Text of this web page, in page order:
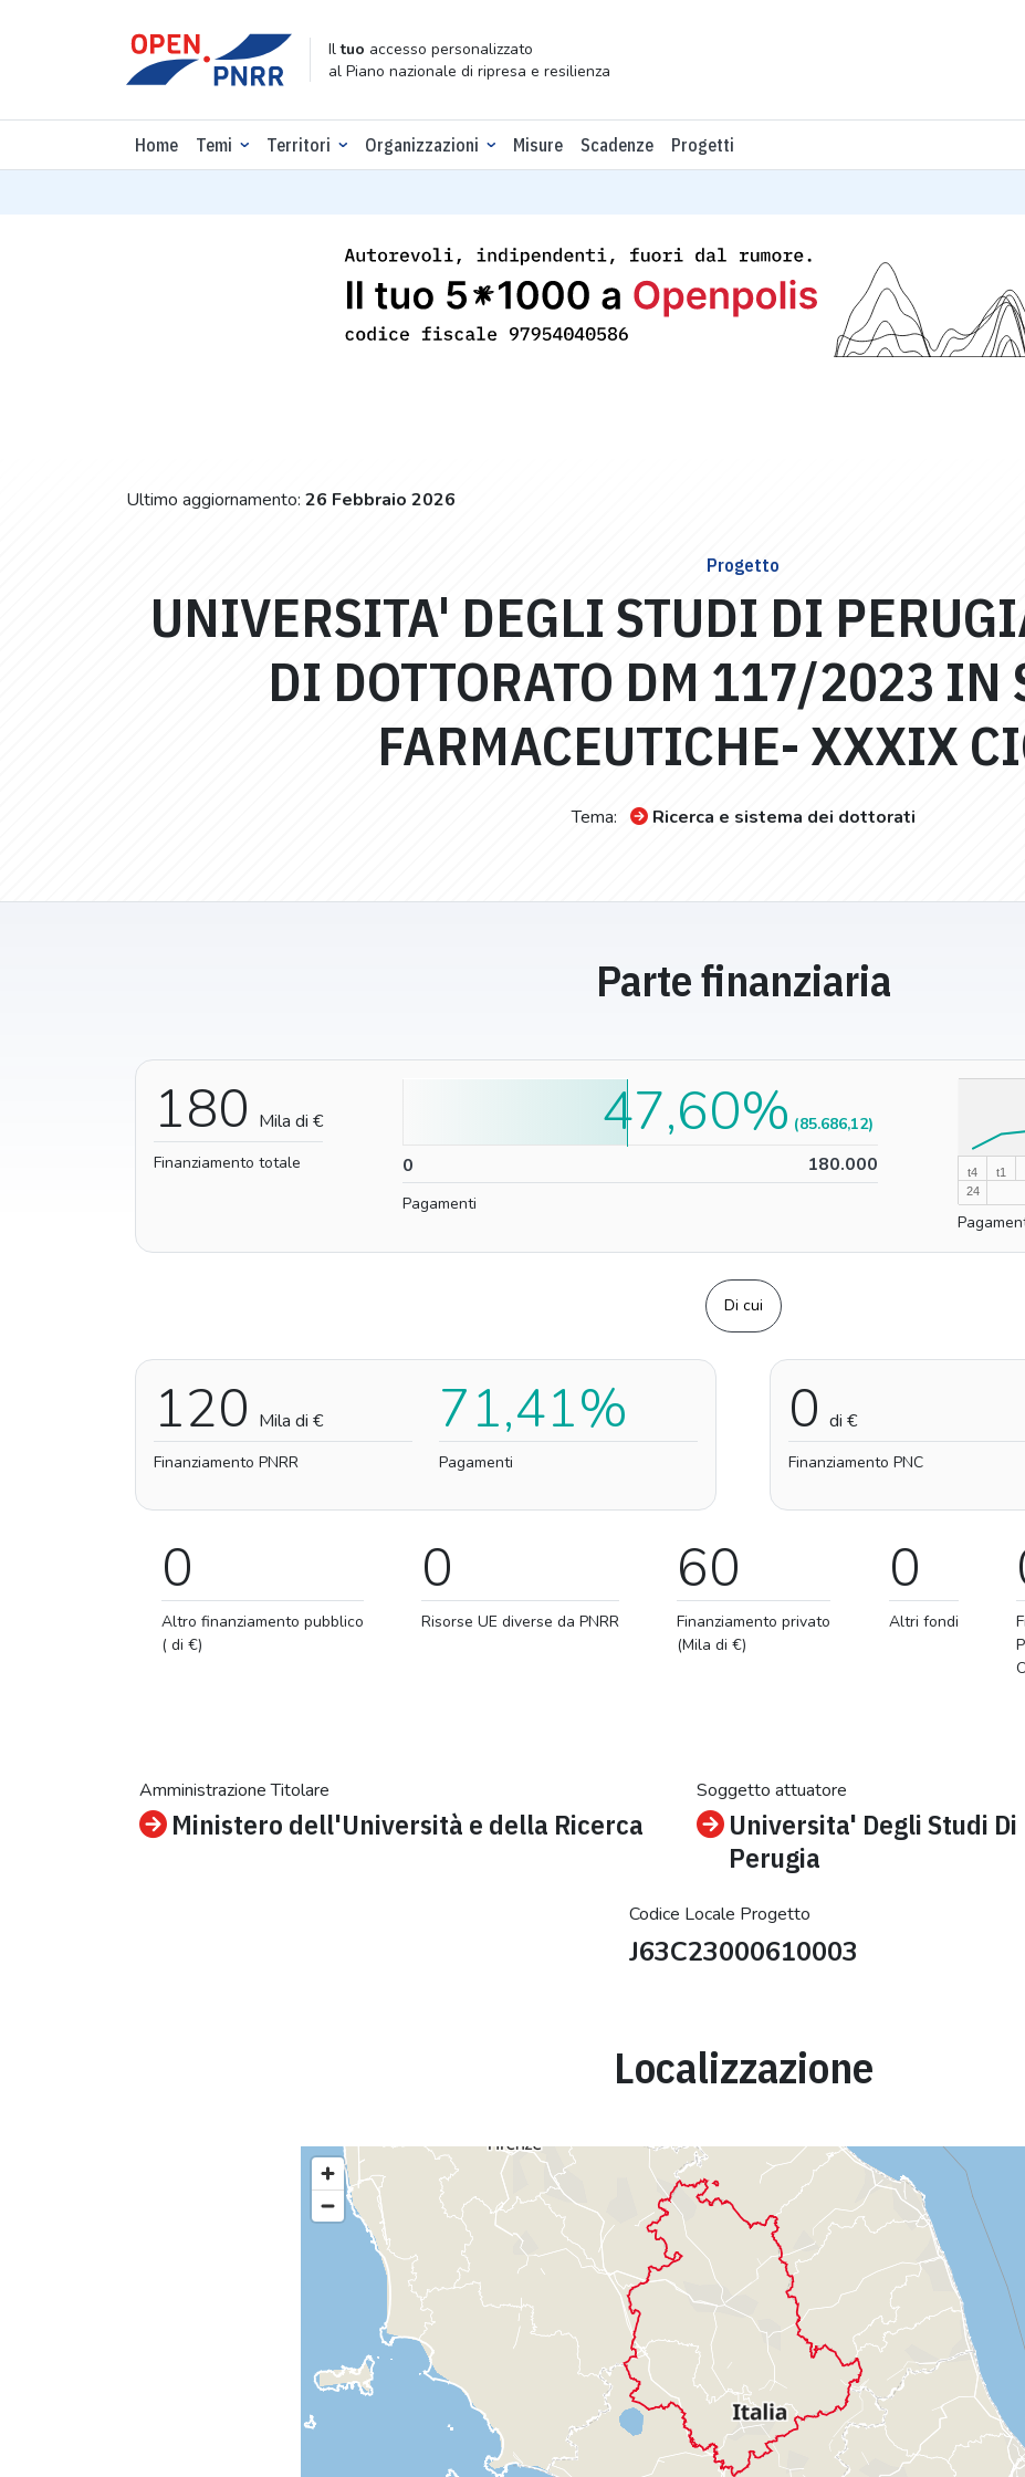
Iltuo accesso personalizzato
al Piano nazionale di ripresa e resilienza
Home Temi Territori Organizzazioni Misure Scadenze Progetti
Ultimo aggiornamento: 26 Febbraio 2026
Progetto
UNIVERSITA' DEGLI STUDI DI
DI DOTTORATO DM 117/2023 IN
FARMACEUTICHE- XXXIX
Tema: Ricerca e sistema dei dottorati
Parte finanziaria
180 Mila di €
Finanziamento totale 0 180.000
47,60% (85.686,12)
Pagamenti
t4
24
t1
Di cui
120 Mila di €
Finanziamento PNRR
71,41%
Pagamenti
0 di €
Finanziamento PNC
0
Altro finanziamento pubblico
( di €)
0
Risorse UE diverse da PNRR
60
Finanziamento privato
(Mila di €)
0
Altri fondi
Amministrazione Titolare
Ministero dell'Università e della Ricerca
Soggetto attuatore
Universita' Degli Studi Di
Perugia
Codice Locale Progetto
J63C23000610003
Localizzazione